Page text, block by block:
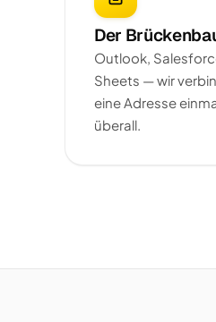
Der
Outlook,
Sheets — wir
eine Adresse
überall.